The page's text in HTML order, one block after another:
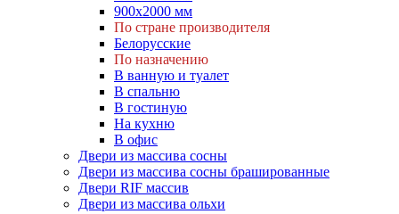
900х2000 мм
По стране производителя
Белорусские
По назначению
В ванную и туалет
В спальню
В гостиную
На кухню
В офис
Двери из массива сосны
Двери из массива сосны брашированные
Двери RIF массив
Двери из массива ольхи